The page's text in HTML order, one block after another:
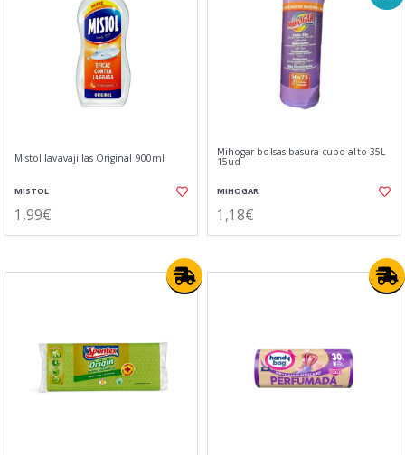
Mistol lavavajillas Original 900ml
MISTOL
1,99€
Mihogar bolsas basura cubo alto 35L
15ud
MIHOGAR
1,18€